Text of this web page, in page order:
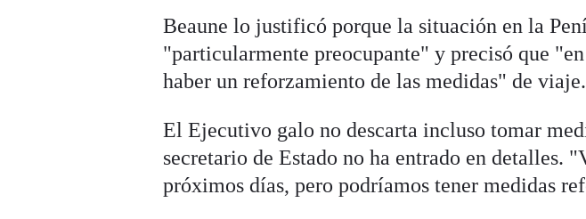
Beaune lo justificó porque la situación en la
"particularmente preocupante" y precisó que
haber un reforzamiento de las medidas" de viaje.
El Ejecutivo galo no descarta incluso tomar
secretario de Estado no ha entrado en detalles.
próximos días, pero podríamos tener medidas